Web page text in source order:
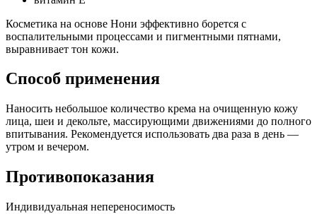
Косметика на основе Нони эффективно борется с
воспалительными процессами и пигментными пятнами,
выравнивает тон кожи.
Способ применения
Наносить небольшое количество крема на очищенную кожу
лица, шеи и декольте, массирующими движениями до полного
впитывания. Рекомендуется использовать два раза в день —
утром и вечером.
Противопоказания
Индивидуальная непереносимость